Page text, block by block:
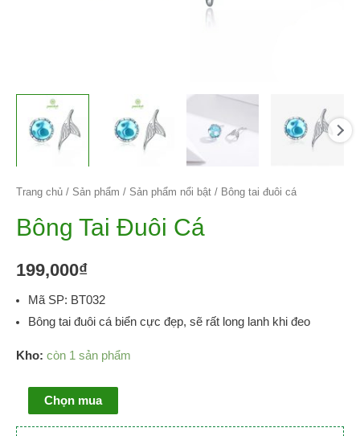
Trang chủ / Sản phẩm / Sản phẩm nổi bật / Bông tai đuôi cá
Bông Tai Đuôi Cá
199,000₫
Mã SP: BT032
Bông tai đuôi cá biển cực đẹp, sẽ rất long lanh khi đeo
Kho: còn 1 sản phẩm
Chọn mua